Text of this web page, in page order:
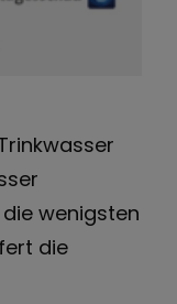
wenigsten
die